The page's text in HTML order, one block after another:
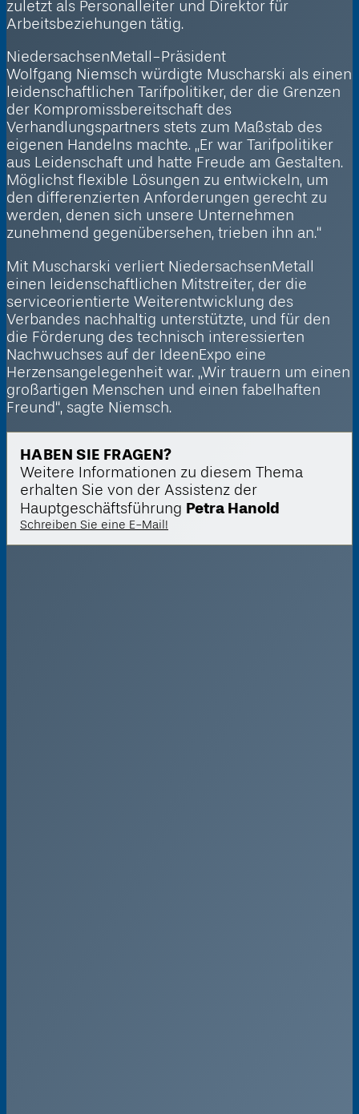
zuletzt als Personalleiter und Direktor für
Arbeitsbeziehungen tätig.
NiedersachsenMetall-Präsident
Wolfgang Niemsch würdigte Muscharski als einen
leidenschaftlichen Tarifpolitiker, der die Grenzen
der Kompromissbereitschaft des
Verhandlungspartners stets zum Maßstab des
eigenen Handelns machte. „Er war Tarif­politiker
aus Leidenschaft und hatte Freude am Gestalten.
Möglichst flexible Lösungen zu entwickeln, um
den differenzierten Anforderungen gerecht zu
werden, denen sich unsere Unternehmen
zunehmend gegenübersehen, trieben ihn an.“
Mit Muscharski verliert NiedersachsenMetall
einen leidenschaftlichen Mitstreiter, der die
serviceorientierte Weiterentwicklung des
Verbandes nachhaltig unterstützte, und für den
die Förderung des technisch interessierten
Nachwuchses auf der IdeenExpo eine
Herzensangelegenheit war. „Wir trauern um einen
großartigen Menschen und einen fabelhaften
Freund“, sagte Niemsch.
HABEN SIE FRAGEN?
Weitere Informationen zu diesem Thema
erhalten Sie von der Assistenz der
Hauptgeschäftsführung Petra Hanold
Schreiben Sie eine E-Mail!